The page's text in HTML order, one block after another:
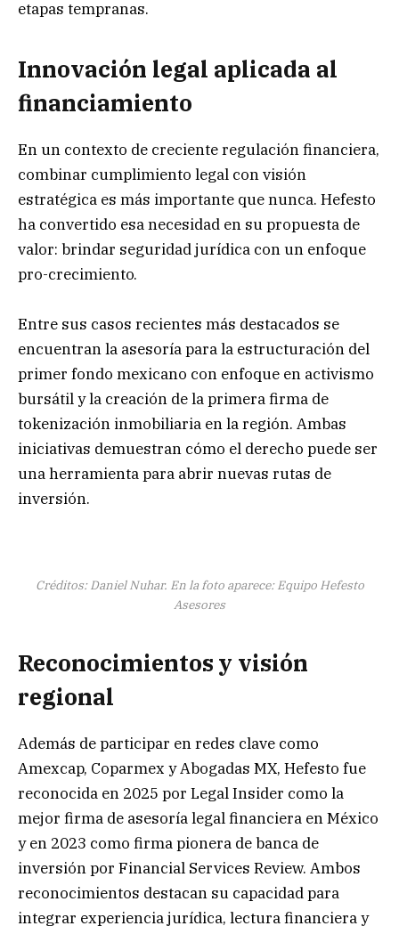
etapas tempranas.
Innovación legal aplicada al
financiamiento
En un contexto de creciente regulación financiera,
combinar cumplimiento legal con visión
estratégica es más importante que nunca. Hefesto
ha convertido esa necesidad en su propuesta de
valor: brindar seguridad jurídica con un enfoque
pro-crecimiento.
Entre sus casos recientes más destacados se
encuentran la asesoría para la estructuración del
primer fondo mexicano con enfoque en activismo
bursátil y la creación de la primera firma de
tokenización inmobiliaria en la región. Ambas
iniciativas demuestran cómo el derecho puede ser
una herramienta para abrir nuevas rutas de
inversión.
Créditos: Daniel Nuhar. En la foto aparece: Equipo Hefesto
Asesores
Reconocimientos y visión
regional
Además de participar en redes clave como
Amexcap, Coparmex y Abogadas MX, Hefesto fue
reconocida en 2025 por Legal Insider como la
mejor firma de asesoría legal financiera en México
y en 2023 como firma pionera de banca de
inversión por Financial Services Review. Ambos
reconocimientos destacan su capacidad para
integrar experiencia jurídica, lectura financiera y